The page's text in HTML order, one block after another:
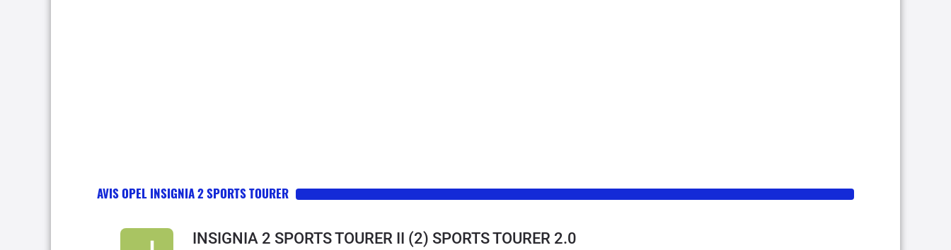
AVIS OPEL INSIGNIA 2 SPORTS TOURER
INSIGNIA 2 SPORTS TOURER II (2) SPORTS TOURER 2.0